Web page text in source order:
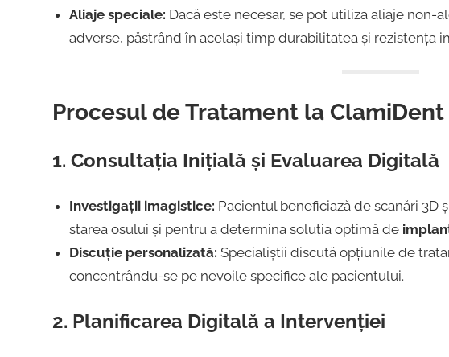
Aliaje speciale: Dacă este necesar, se pot utiliza aliaje
adverse, păstrând în același timp durabilitatea și rezistența
Procesul de Tratament la
1. Consultația Inițială și Evaluarea Digitală
Investigații imagistice: Pacientul beneficiază de scanări
starea osului și pentru a determina soluția optimă de
Discuție personalizată: Specialiștii discută opțiunile de
concentrându-se pe nevoile specifice ale pacientului.
2. Planificarea Digitală a Intervenției